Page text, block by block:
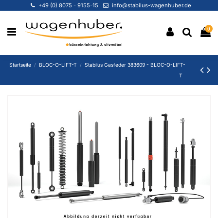
+49 (0) 8075 - 9155-15 info@stabilus-wagenhuber.de
0
Startseite BLOC-O-LIFT-T
Stabilus Gasfeder 383609 - BLOC-O-LIFT-
T